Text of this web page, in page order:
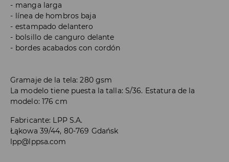
manga larga
línea de hombros baja
estampado delantero
bolsillo de canguro delante
bordes acabados con cordón
Gramaje de la tela: 280 gsm
La modelo tiene puesta la talla: S/36. Estatura de la
modelo: 176 cm
Fabricante: LPP S.A.
Łąkowa 39/44, 80-769 Gdańsk
lpp@lppsa.com